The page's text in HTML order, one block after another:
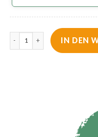
Lebbio – Vanilleöl – 100% Pur
IN DEN